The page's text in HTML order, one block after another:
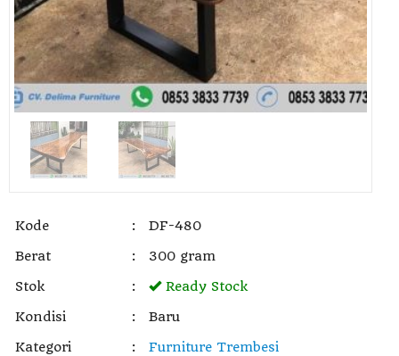
Kode :
DF-480
Berat
:
300 gram
Stok
:
Ready Stock
Kondisi
:
Baru
Kategori
:
Furniture Trembesi